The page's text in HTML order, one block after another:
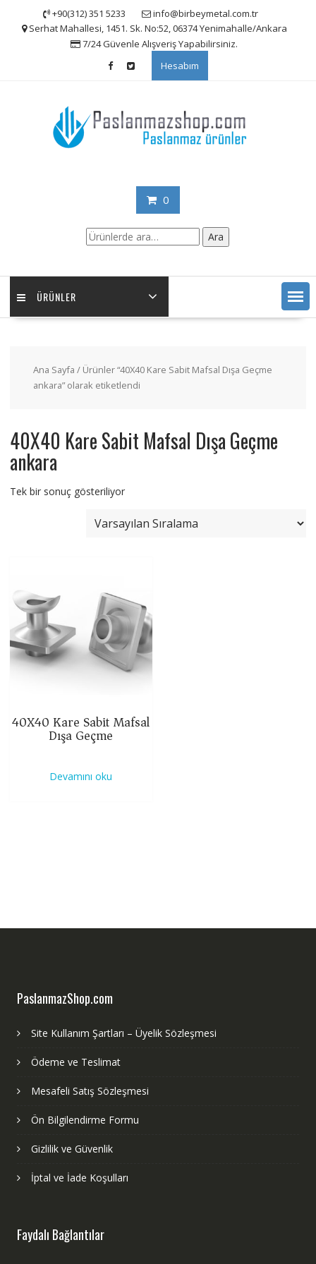
+90(312) 351 5233
info@birbeymetal.com.tr
Serhat Mahallesi, 1451. Sk. No:52, 06374 Yenimahalle/Ankara
7/24 Güvenle Alışveriş Yapabilirsiniz.
Hesabım
0
Ara: Ara
ÜRÜNLER
Ana Sayfa / Ürünler “40X40 Kare Sabit Mafsal Dışa Geçme
ankara” olarak etiketlendi
40X40 Kare Sabit Mafsal Dışa Geçme
ankara
Tek bir sonuç gösteriliyor
40X40 Kare Sabit Mafsal
Dışa Geçme
Devamını oku
PaslanmazShop.com
Site Kullanım Şartları – Üyelik Sözleşmesi
Ödeme ve Teslimat
Mesafeli Satış Sözleşmesi
Ön Bilgilendirme Formu
Gizlilik ve Güvenlik
İptal ve İade Koşulları
Faydalı Bağlantılar